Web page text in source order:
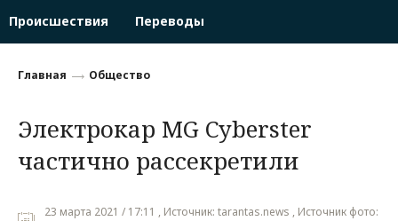
Происшествия Переводы
Главная Общество
Электрокар MG Cyberster
частично рассекретили
23 марта 2021 / 17:11 , Источник: tarantas.news , Источник фото: